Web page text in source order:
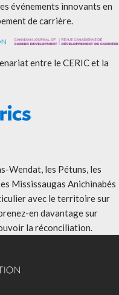
événements innovants en
de carrière.
entre le CERIC et la
Wendat, les Pétuns, les
Mississaugas Anichinabés
avec le territoire sur
en davantage sur
la réconciliation.